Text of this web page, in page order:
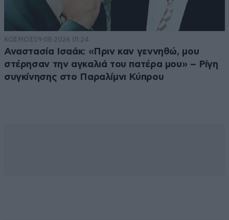
ΚΟΣΜΟΣ09·08·2026 01:24
Αναστασία Ισαάκ: «Πριν καν γεννηθώ, μου
στέρησαν την αγκαλιά του πατέρα μου» – Ρίγη
συγκίνησης στο Παραλίμνι Κύπρου